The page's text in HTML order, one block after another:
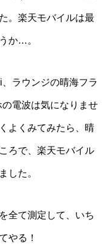
。楽天モバイルは最
か…。
ラウンジの晴海フラ
電波は気になりませ
よくみてみたら、晴
ろで、楽天モバイル
した。
全て測定して、いち
やる！